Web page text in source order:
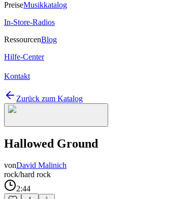
PreiseMusikkatalog
In-Store-Radios
RessourcenBlog
Hilfe-Center
Kontakt
Zurück zum Katalog
Hallowed Ground
vonDavid Malinich
rock/hard rock
2:44